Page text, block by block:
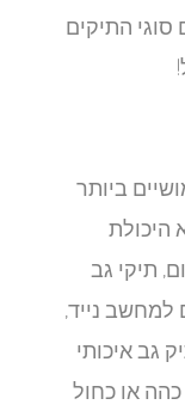
התיקים
ביותר
תיקי גב
נייד,
איכותי
או כחול